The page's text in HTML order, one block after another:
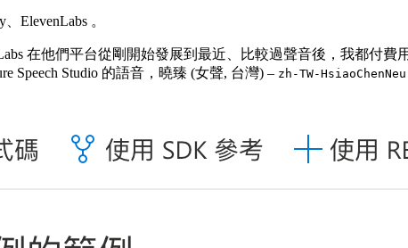
ElevenLabs 。
在他們平台從剛開始發展到最近、比較過聲音後，我都付
Speech Studio 的語音，曉臻 (女聲, 台灣) – zh-TW-